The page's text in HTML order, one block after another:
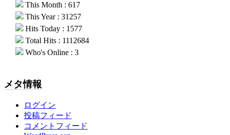
This Month : 617
This Year : 31257
Hits Today : 1577
Total Hits : 1112684
Who's Online : 3
メタ情報
ログイン
投稿フィード
コメントフィード